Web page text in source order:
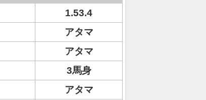
1.53.4
アタマ
アタマ
3馬身
アタマ